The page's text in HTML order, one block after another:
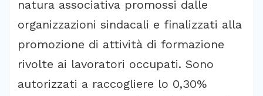
natura associativa promossi dalle
organizzazioni sindacali e finalizzati alla
promozione di attività di formazione
rivolte ai lavoratori occupati. Sono
autorizzati a raccogliere lo 0,30%